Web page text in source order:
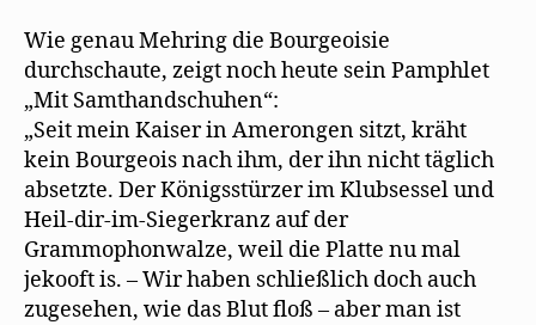
Wie genau Mehring die Bourgeoisie
durchschaute, zeigt noch heute sein Pamphlet
„Mit Samthandschuhen“:
„Seit mein Kaiser in Amerongen sitzt, kräht
kein Bourgeois nach ihm, der ihn nicht täglich
absetzte. Der Königsstürzer im Klubsessel und
Heil-dir-im-Siegerkranz auf der
Grammophonwalze, weil die Platte nu mal
jekooft is. – Wir haben schließlich doch auch
zugesehen, wie das Blut floß – aber man ist